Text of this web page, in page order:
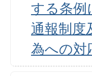
する条例
通報制度
為への対